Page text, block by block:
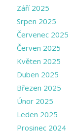
Září 2025
Srpen 2025
Červenec 2025
Červen 2025
Květen 2025
Duben 2025
Březen 2025
Únor 2025
Leden 2025
Prosinec 2024